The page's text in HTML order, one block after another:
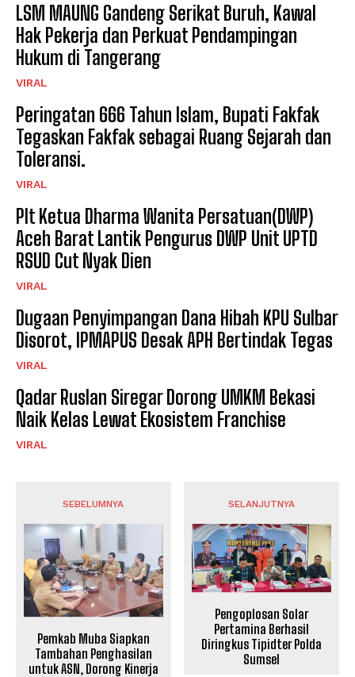
LSM MAUNG Gandeng Serikat Buruh, Kawal
Hak Pekerja dan Perkuat Pendampingan
Hukum di Tangerang
VIRAL
Peringatan 666 Tahun Islam, Bupati Fakfak
Tegaskan Fakfak sebagai Ruang Sejarah dan
Toleransi.
VIRAL
Plt Ketua Dharma Wanita Persatuan(DWP)
Aceh Barat Lantik Pengurus DWP Unit UPTD
RSUD Cut Nyak Dien
VIRAL
Dugaan Penyimpangan Dana Hibah KPU Sulbar
Disorot, IPMAPUS Desak APH Bertindak Tegas
VIRAL
Qadar Ruslan Siregar Dorong UMKM Bekasi
Naik Kelas Lewat Ekosistem Franchise
VIRAL
SEBELUMNYA
Pemkab Muba Siapkan
Tambahan Penghasilan
untuk ASN, Dorong Kinerja
SELANJUTNYA
Pengoplosan Solar
Pertamina Berhasil
Diringkus Tipidter Polda
Sumsel